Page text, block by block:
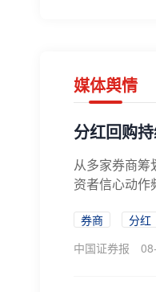
媒体舆情
分红回购
从多家券商筹
资者信心动作
券商 分红
中国证券报